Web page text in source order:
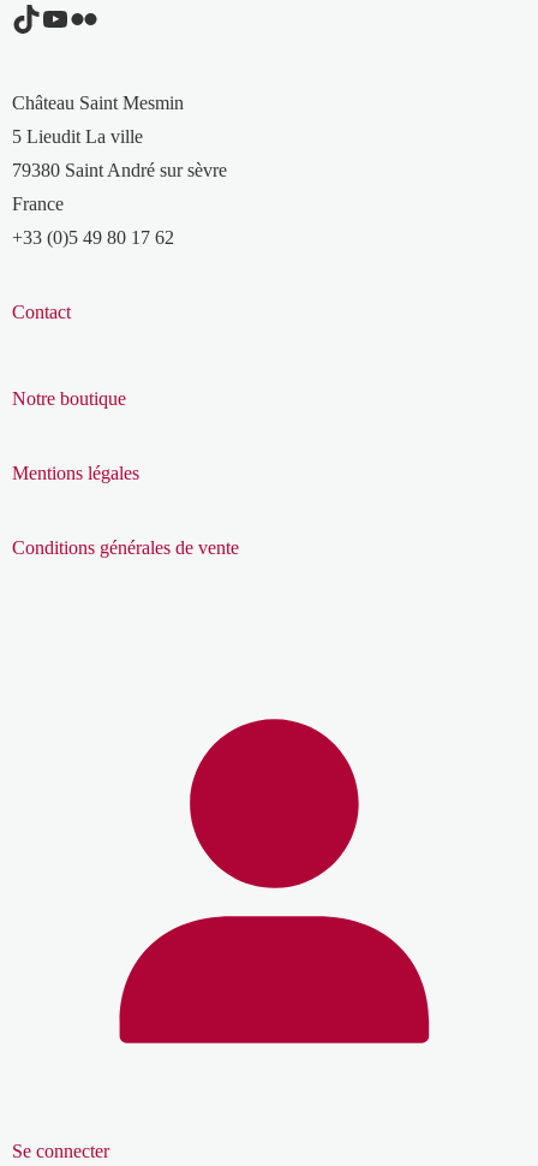
TikTok
YouTube
Flickr
Château Saint Mesmin
5 Lieudit La ville
79380 Saint André sur sèvre
France
+33 (0)5 49 80 17 62
Contact
Notre boutique
Mentions légales
Conditions générales de vente
Se connecter